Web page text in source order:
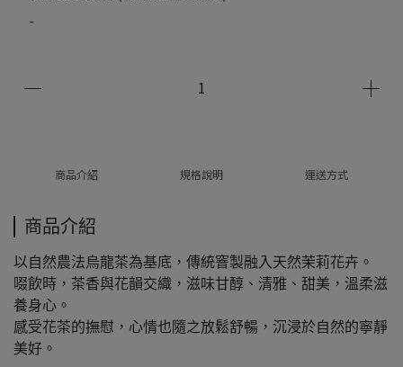
-
商品介紹 規格說明 運送方式
商品介紹
以自然農法烏龍茶為基底，傳統窨製融入天然茉莉花卉。
啜飲時，茶香與花韻交織，滋味甘醇、清雅、甜美，溫柔滋
養身心。
感受花茶的撫慰，心情也隨之放鬆舒暢，沉浸於自然的寧靜
美好。